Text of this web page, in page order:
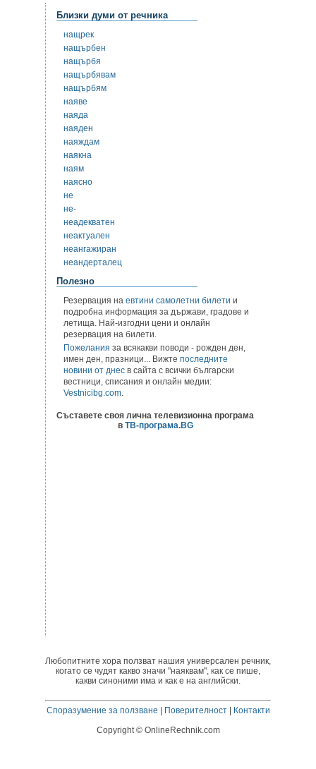
Близки думи от речника
нащрек
нащърбен
нащърбя
нащърбявам
нащърбям
наяве
наяда
наяден
наяждам
наякна
наям
наясно
не
не-
неадекватен
неактуален
неангажиран
неандерталец
Полезно
Резервация на евтини самолетни билети и
подробна информация за държави, градове и
летища. Най-изгодни цени и онлайн
резервация на билети.
Пожелания за всякакви поводи - рожден ден,
имен ден, празници... Вижте последните
новини от днес в сайта с всички български
вестници, списания и онлайн медии:
Vestnicibg.com.
Съставете своя лична телевизионна програма
в ТВ-програма.BG
Любопитните хора ползват нашия универсален речник,
когато се чудят какво значи "наяквам", как се пише,
какви синоними има и как е на английски.
Споразумение за ползване | Поверителност| Контакти
Copyright © OnlineRechnik.com